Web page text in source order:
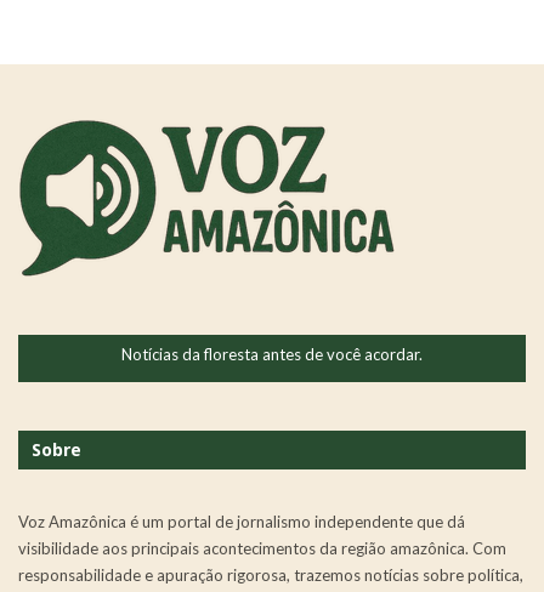
Notícias da floresta antes de você acordar.
Sobre
Voz Amazônica é um portal de jornalismo independente que dá
visibilidade aos principais acontecimentos da região amazônica. Com
responsabilidade e apuração rigorosa, trazemos notícias sobre política,